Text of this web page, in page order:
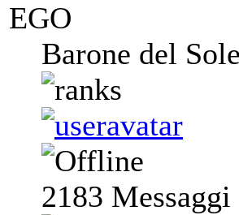
EGO
Barone del Sole
2183 Messaggi